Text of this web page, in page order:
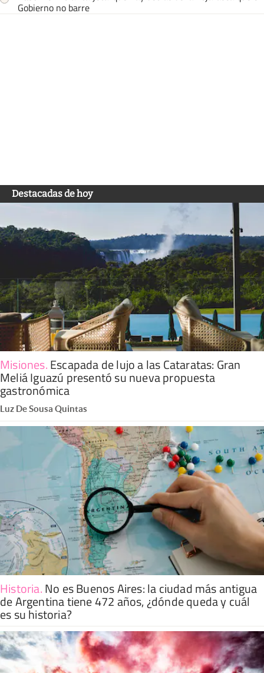
Gobierno no barre
Destacadas de hoy
Misiones.Escapada de lujo a las Cataratas: Gran
Meliá Iguazú presentó su nueva propuesta
gastronómica
Luz De Sousa Quintas
Historia.No es Buenos Aires: la ciudad más antigua
de Argentina tiene 472 años, ¿dónde queda y cuál
es su historia?